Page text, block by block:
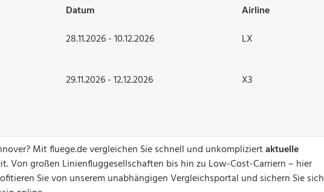
Datum Airline
28.11.2026 - 10.12.2026 LX
29.11.2026 - 12.12.2026 X3
Mit fluege.de vergleichen Sie schnell und unkompliziertaktuelle
Von großen Linienfluggesellschaften bis hin zu Low-Cost-Carriern – hier
Sie von unserem unabhängigen Vergleichsportal und sichern Sie sich